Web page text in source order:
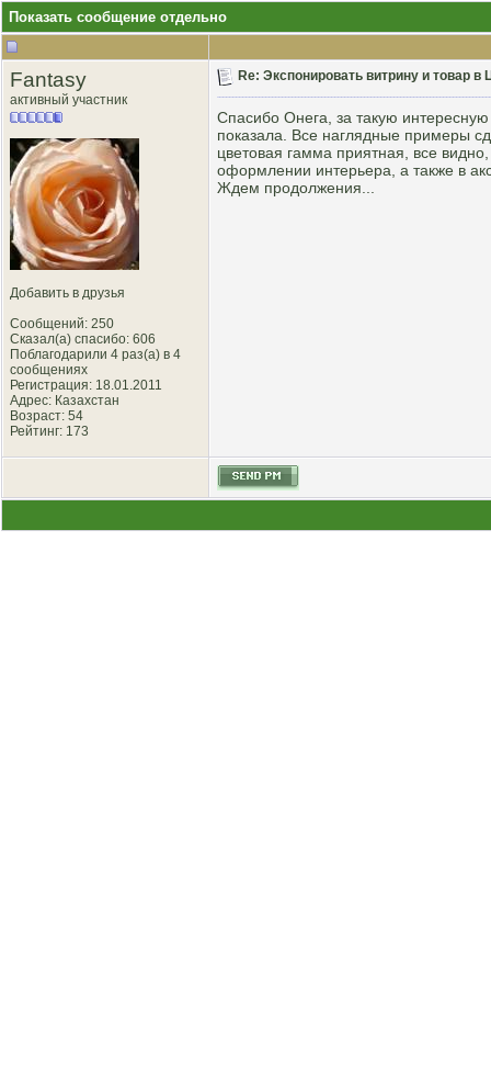
Показать сообщение отдельно
Fantasy
активный участник
Добавить в друзья
Сообщений: 250
Сказал(а) спасибо: 606
Поблагодарили 4 раз(а) в 4
сообщениях
Регистрация: 18.01.2011
Адрес: Казахстан
Возраст: 54
Рейтинг: 173
Re: Экспонировать витрину и товар
Спасибо Онега, за такую
показала. Все наглядные примеры
цветовая гамма приятная, все
оформлении интерьера, а также в
Ждем продолжения...